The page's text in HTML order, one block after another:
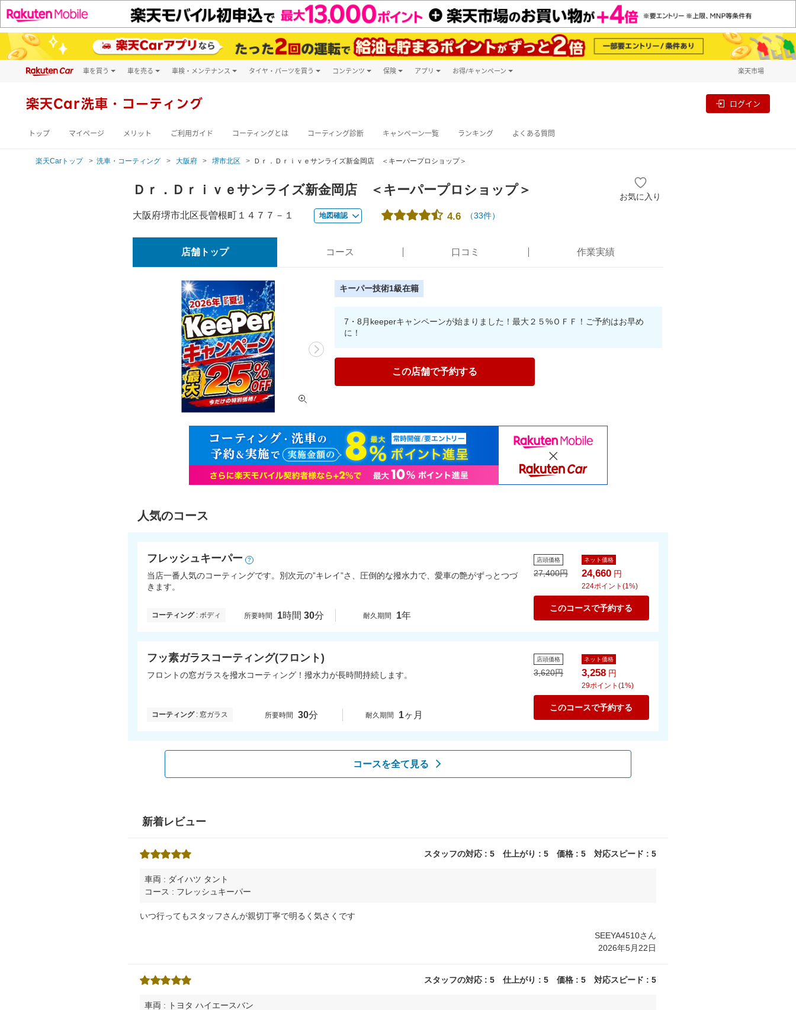
車を買う
新車
車を売る 車検・メンテナンス
キズ修理予約
洗車・コーティング予約
タイヤ・パーツを買う コンテンツ 保険 アプリ お得/キャンペーン 楽天市場
楽天Car洗車・コーティング ログイン
トップ マイページ メリット ご利用ガイド コーティングとは コーティング診断 キャンペーン一覧 ランキング よくある質問
楽天Carトップ 洗車・コーティング 大阪府 堺市北区 Ｄｒ．Ｄｒｉｖｅサンライズ新金岡店 ＜キーパープロショップ＞
Ｄｒ．Ｄｒｉｖｅサンライズ新金岡店 ＜キーパープロショップ＞ お気に入り
大阪府堺市北区長曽根町１４７７－１ 地図確認 4.6 （33件）
店舗トップ コース 口コミ 作業実績
キーパー技術1級在籍
7・8月keeperキャンペーンが始まりました！最大２５%ＯＦＦ！ご予約はお早め
に！
この店舗で予約する
人気のコース
フレッシュキーパー ?
当店一番人気のコーティングです。別次元の”キレイ”さ、圧倒的な撥水力で、愛車の艶がずっとつづ
きます。
コーティング: ボディ 所要時間 1時間30分 耐久期間 1年
店頭価格
27,400円
ネット価格
24,660 円
224ポイント(1%)
このコースで予約する
フッ素ガラスコーティング(フロント)
フロントの窓ガラスを撥水コーティング！撥水力が長時間持続します。
コーティング: 窓ガラス 所要時間 30分 耐久期間 1ヶ月
店頭価格
3,620円
ネット価格
3,258 円
29ポイント(1%)
このコースで予約する
コースを全て見る
新着レビュー
スタッフの対応 : 5 仕上がり : 5 価格 : 5 対応スピード : 5
車両 : ダイハツ タント
コース : フレッシュキーパー
いつ行ってもスタッフさんが親切丁寧で明るく気さくです
SEEYA4510さん
2026年5月22日
スタッフの対応 : 5 仕上がり : 5 価格 : 5 対応スピード : 5
車両 : トヨタ ハイエースバン